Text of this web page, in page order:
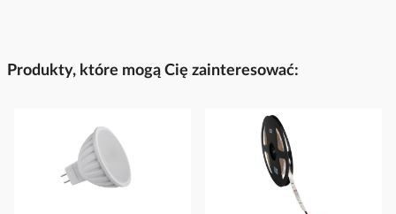
Produkty, które mogą Cię zainteresować: